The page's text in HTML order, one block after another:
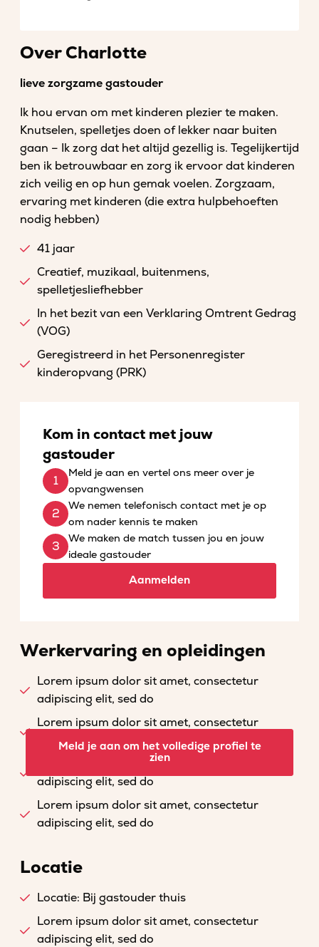
Over Charlotte
lieve zorgzame gastouder
Ik hou ervan om met kinderen plezier te maken.
Knutselen, spelletjes doen of lekker naar buiten
gaan – Ik zorg dat het altijd gezellig is. Tegelijkertijd
ben ik betrouwbaar en zorg ik ervoor dat kinderen
zich veilig en op hun gemak voelen. Zorgzaam,
ervaring met kinderen (die extra hulpbehoeften
nodig hebben)
41 jaar
Creatief, muzikaal, buitenmens,
spelletjesliefhebber
In het bezit van een Verklaring Omtrent Gedrag
(VOG)
Geregistreerd in het Personenregister
kinderopvang (PRK)
Kom in contact met jouw
gastouder
Meld je aan en vertel ons meer over je
opvangwensen
We nemen telefonisch contact met je op
om nader kennis te maken
We maken de match tussen jou en jouw
ideale gastouder
Aanmelden
Werkervaring en opleidingen
Lorem ipsum dolor sit amet, consectetur
adipiscing elit, sed do
Lorem ipsum dolor sit amet, consectetur
adipiscing elit, sed do
Lorem ipsum dolor sit amet, consectetur
adipiscing elit, sed do
Lorem ipsum dolor sit amet, consectetur
adipiscing elit, sed do
Meld je aan om het volledige profiel te
zien
Locatie
Locatie: Bij gastouder thuis
Lorem ipsum dolor sit amet, consectetur
adipiscing elit, sed do